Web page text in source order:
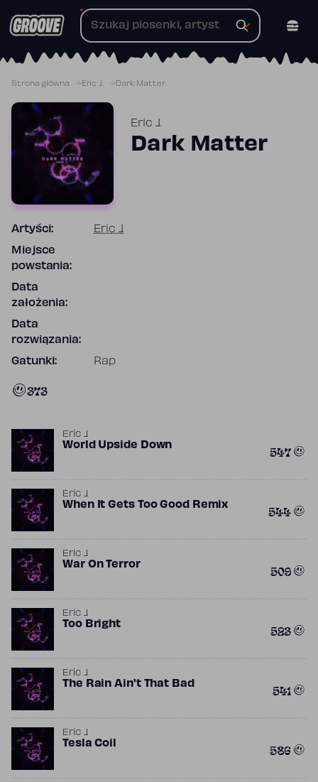
do
Strona główna Eric J. Dark Matter
Eric J.
Dark Matter
Artyści: Eric J.
Miejsce
powstania:
Data
założenia:
Data
rozwiązania:
Gatunki: Rap
373
Eric J.
World Upside Down 547
Eric J.
When It Gets Too Good Remix 544
Eric J.
War On Terror 509
Eric J.
Too Bright 523
Eric J.
The Rain Ain't That Bad 541
Eric J.
Tesla Coil 586